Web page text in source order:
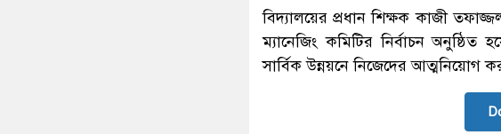
বিদ্যালয়ের প্রধান শিক্ষক কাজী
ম্যানেজিং কমিটির নির্বাচন অনুষ্ঠিত
সার্বিক উন্নয়নে নিজেদের আত্মনিয়োগ